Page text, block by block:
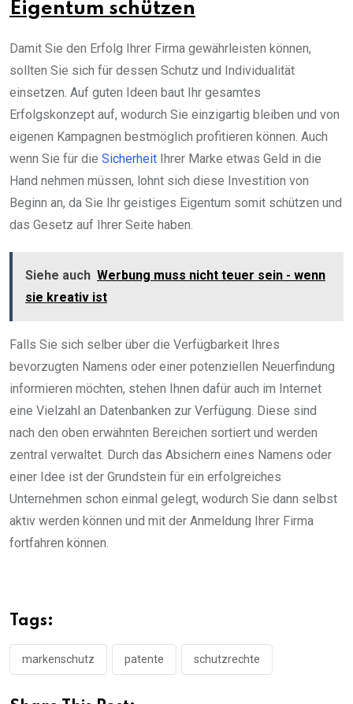
Eigentum schützen
Damit Sie den Erfolg Ihrer Firma gewährleisten können,
sollten Sie sich für dessen Schutz und Individualität
einsetzen. Auf guten Ideen baut Ihr gesamtes
Erfolgskonzept auf, wodurch Sie einzigartig bleiben und von
eigenen Kampagnen bestmöglich profitieren können. Auch
wenn Sie für die Sicherheit Ihrer Marke etwas Geld in die
Hand nehmen müssen, lohnt sich diese Investition von
Beginn an, da Sie Ihr geistiges Eigentum somit schützen und
das Gesetz auf Ihrer Seite haben.
Siehe auch Werbung muss nicht teuer sein - wenn
sie kreativ ist
Falls Sie sich selber über die Verfügbarkeit Ihres
bevorzugten Namens oder einer potenziellen Neuerfindung
informieren möchten, stehen Ihnen dafür auch im Internet
eine Vielzahl an Datenbanken zur Verfügung. Diese sind
nach den oben erwähnten Bereichen sortiert und werden
zentral verwaltet. Durch das Absichern eines Namens oder
einer Idee ist der Grundstein für ein erfolgreiches
Unternehmen schon einmal gelegt, wodurch Sie dann selbst
aktiv werden können und mit der Anmeldung Ihrer Firma
fortfahren können.
Tags:
markenschutz patente schutzrechte